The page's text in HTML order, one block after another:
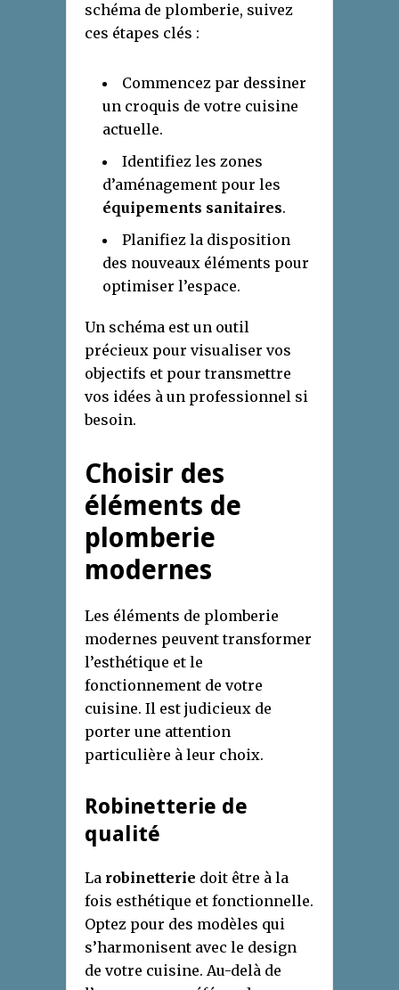
schéma de plomberie, suivez
ces étapes clés :
Commencez par dessiner
un croquis de votre cuisine
actuelle.
Identifiez les zones
d’aménagement pour les
équipements sanitaires.
Planifiez la disposition
des nouveaux éléments pour
optimiser l’espace.
Un schéma est un outil
précieux pour visualiser vos
objectifs et pour transmettre
vos idées à un professionnel si
besoin.
Choisir des
éléments de
plomberie
modernes
Les éléments de plomberie
modernes peuvent transformer
l’esthétique et le
fonctionnement de votre
cuisine. Il est judicieux de
porter une attention
particulière à leur choix.
Robinetterie de
qualité
La robinetterie doit être à la
fois esthétique et fonctionnelle.
Optez pour des modèles qui
s’harmonisent avec le design
de votre cuisine. Au-delà de